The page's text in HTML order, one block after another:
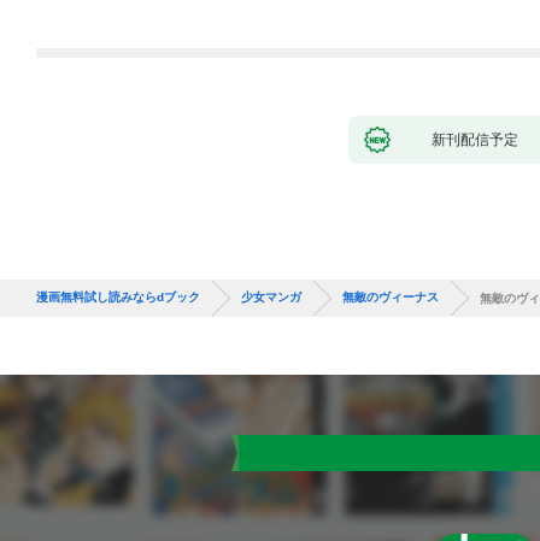
新刊配信予定
漫画無料試し読みならdブック 少女マンガ 無敵のヴィーナス 無敵のヴ